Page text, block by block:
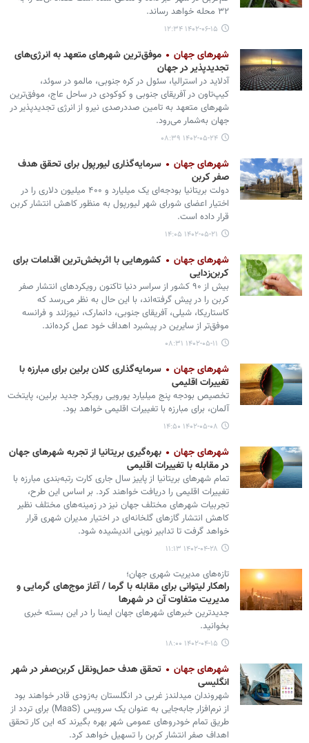
۳۲ محله خواهد رساند.
۱۴۰۲-۰۶-۱۵ ۱۲:۳۴
شهرهای جهان
موفق‌ترین شهرهای متعهد به انرژی‌های
تجدیدپذیر در جهان
آدلاید در استرالیا، سئول در کره جنوبی، مالمو در سوئد،
کیپ‌تاون در آفریقای جنوبی و کوکودی در ساحل عاج، موفق‌ترین
شهرهای متعهد به تامین صددرصدی نیرو از انرژی تجدیدپذیر در
جهان به‌شمار می‌رود.
۱۴۰۲-۰۵-۲۴ ۰۸:۳۹
شهرهای جهان
سرمایه‌گذاری لیورپول برای تحقق هدف
صفر کربن
دولت بریتانیا بودجه‌ای یک میلیارد و ۴۰۰ میلیون دلاری را در
اختیار اعضای شورای شهر لیورپول به منظور کاهش انتشار کربن
قرار داده است.
۱۴۰۲-۰۵-۲۱ ۱۴:۰۵
شهرهای جهان
کشورهایی با اثربخش‌ترین اقدامات برای
کربن‌زدایی
بیش از ۹۰ کشور از سراسر دنیا تاکنون رویکردهای انتشار صفر
کربن را در پیش گرفته‌اند، با این حال به نظر می‌رسد که
کاستاریکا، شیلی، آفریقای جنوبی، دانمارک، نیوزلند و فرانسه
موفق‌تر از سایرین در پیشبرد اهداف خود عمل کرده‌اند.
۱۴۰۲-۰۵-۱۱ ۰۸:۳۱
شهرهای جهان
سرمایه‌گذاری کلان برلین برای مبارزه با
تغییرات اقلیمی
تخصیص بودجه پنج میلیارد یورویی رویکرد جدید برلین، پایتخت
آلمان، برای مبارزه با تغییرات اقلیمی خواهد بود.
۱۴۰۲-۰۵-۰۸ ۱۴:۵۰
شهرهای جهان
بهره‌گیری بریتانیا از تجربه شهرهای جهان
در مقابله با تغییرات اقلیمی
تمام شهرهای بریتانیا از پاییز سال جاری کارت رتبه‌بندی مبارزه با
تغییرات اقلیمی را دریافت خواهند کرد. بر اساس این طرح،
تجربیات شهرهای مختلف جهان نیز در زمینه‌های مختلف نظیر
کاهش انتشار گازهای گلخانه‌ای در اختیار مدیران شهری قرار
خواهد گرفت تا تدابیر نوینی اندیشیده شود.
۱۴۰۲-۰۴-۲۸ ۱۱:۱۳
تازه‌های مدیریت شهری جهان؛
راهکار لیتوانی برای مقابله با گرما / آغاز موج‌های گرمایی و
مدیریت متفاوت آن در شهرها
جدیدترین خبرهای شهرهای جهان ایمنا را در این بسته خبری
بخوانید.
۱۴۰۲-۰۴-۱۵ ۱۸:۰۰
شهرهای جهان
تحقق هدف حمل‌ونقل کربن‌صفر در شهر
انگلیسی
شهروندان میدلندز غربی در انگلستان به‌زودی قادر خواهند بود
از نرم‌افزار جابه‌جایی به عنوان یک سرویس (MaaS) برای تردد از
طریق تمام خودروهای عمومی شهر بهره بگیرند که این کار تحقق
اهداف صفر انتشار کربن را تسهیل خواهد کرد.